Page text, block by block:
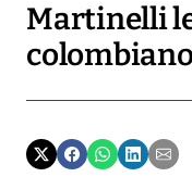
Martinelli